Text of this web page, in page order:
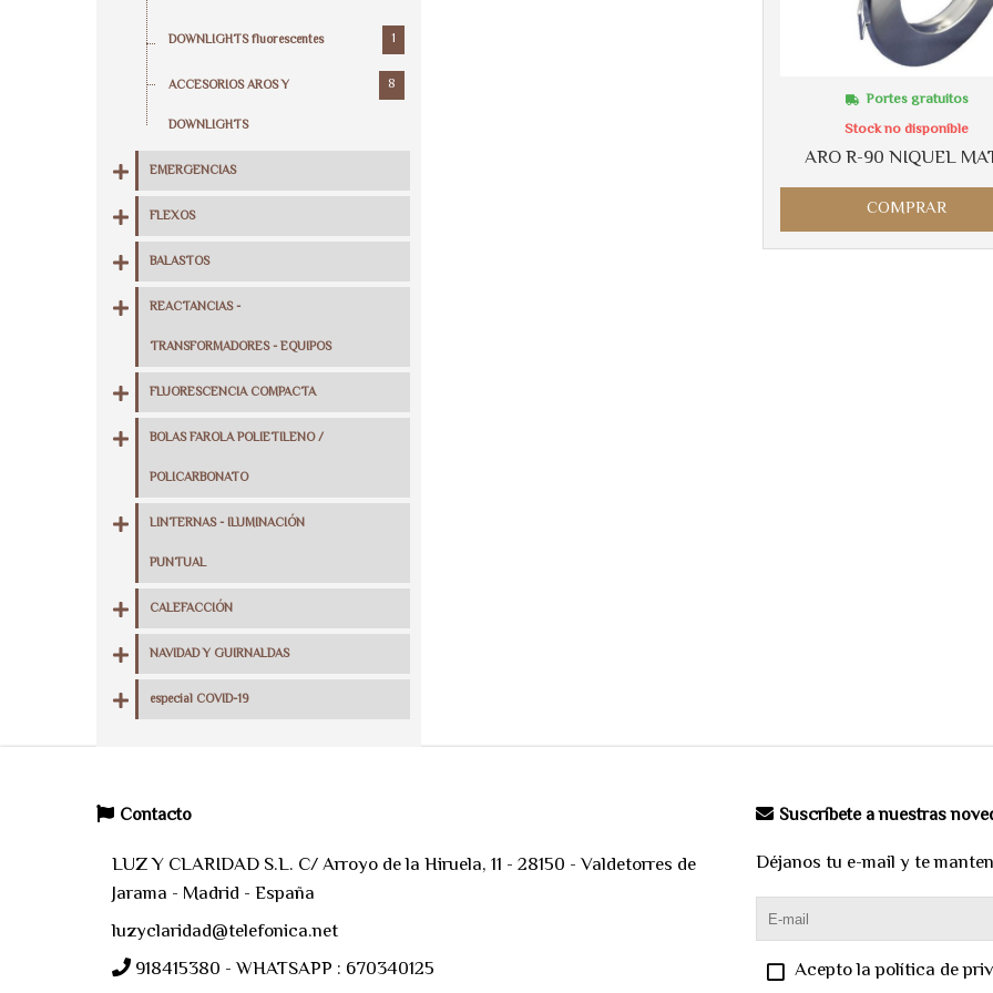
DOWNLIGHTS fluorescentes 1
ACCESORIOS AROS Y
DOWNLIGHTS
8
EMERGENCIAS
FLEXOS
BALASTOS
REACTANCIAS -
TRANSFORMADORES - EQUIPOS
FLUORESCENCIA COMPACTA
BOLAS FAROLA POLIETILENO /
POLICARBONATO
LINTERNAS - ILUMINACIÓN
PUNTUAL
CALEFACCIÓN
NAVIDAD Y GUIRNALDAS
especial COVID-19
ARO R-90 NIQUEL
Portes gratuitos
Stock no disponible
COMPRAR
Contacto
LUZ Y CLARIDAD S.L. C/ Arroyo de la Hiruela, 11 - 28150 - Valdetorres de
Jarama - Madrid - España
luzyclaridad@telefonica.net
918415380 - WHATSAPP : 670340125
Suscríbete a nuestras
Déjanos tu e-mail y te
Acepto la política de